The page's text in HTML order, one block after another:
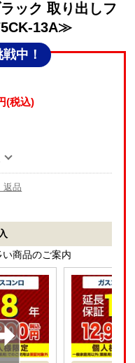
ック 取り出しフ
13A≫
中！
(税込)
返品
商品のご案内